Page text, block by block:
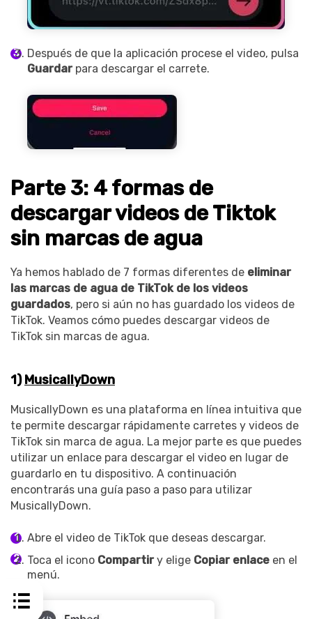
Después de que la aplicación procese el video, pulsa
Guardarpara descargar el carrete.
Parte 3: 4 formas de
descargar videos de Tiktok
sin marcas de agua
Ya hemos hablado de 7 formas diferentes de eliminar
las marcas de agua de TikTok de los videos
guardados, pero si aún no has guardado los videos de
TikTok. Veamos cómo puedes descargar videos de
TikTok sin marcas de agua.
1)MusicallyDown
MusicallyDown es una plataforma en línea intuitiva que
te permite descargar rápidamente carretes y videos de
TikTok sin marca de agua. La mejor parte es que puedes
utilizar un enlace para descargar el video en lugar de
guardarlo en tu dispositivo. A continuación
encontrarás una guía paso a paso para utilizar
MusicallyDown.
Abre el video de TikTok que deseas descargar.
Toca el icono Compartiry elige Copiar enlace en el
menú.